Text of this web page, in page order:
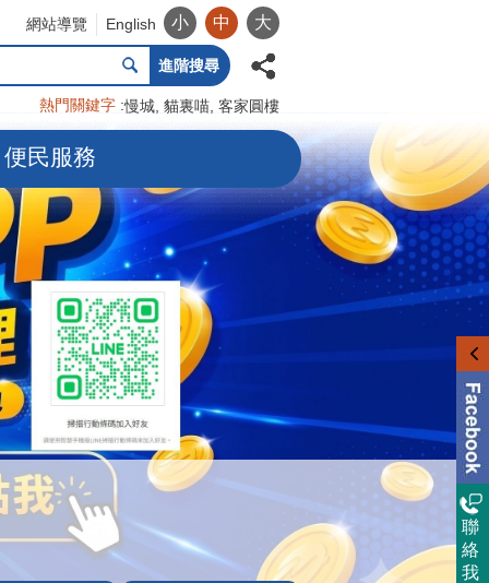
網站導覽 English 小 中 大
進階搜尋
熱門關鍵字 慢城 貓裏喵 客家圓樓
便民服務
聯
絡
我